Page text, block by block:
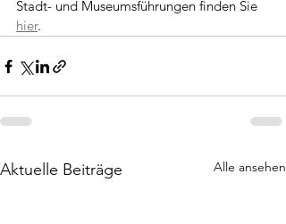
Stadt- und Museumsführungen finden Sie
hier.
Aktuelle Beiträge Alle ansehen